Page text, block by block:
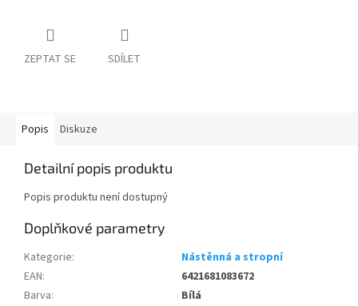
ZEPTAT SE SDÍLET
Popis Diskuze
Detailní popis produktu
Popis produktu není dostupný
Doplňkové parametry
Kategorie:
Nástěnná a stropní
EAN:
6421681083672
Barva:
Bílá